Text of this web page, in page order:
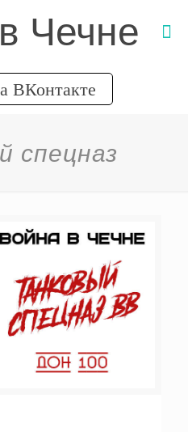
Чечне
ВКонтакте
спецназ